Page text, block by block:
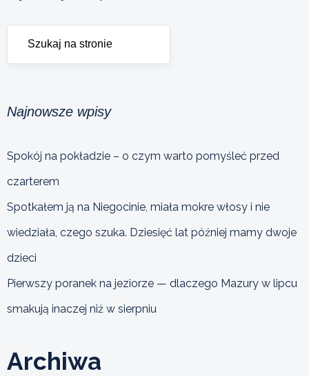
Najnowsze wpisy
Spokój na pokładzie – o czym warto pomyśleć przed
czarterem
Spotkałem ją na Niegocinie, miała mokre włosy i nie
wiedziała, czego szuka. Dziesięć lat później mamy dwoje
dzieci
Pierwszy poranek na jeziorze — dlaczego Mazury w lipcu
smakują inaczej niż w sierpniu
Archiwa